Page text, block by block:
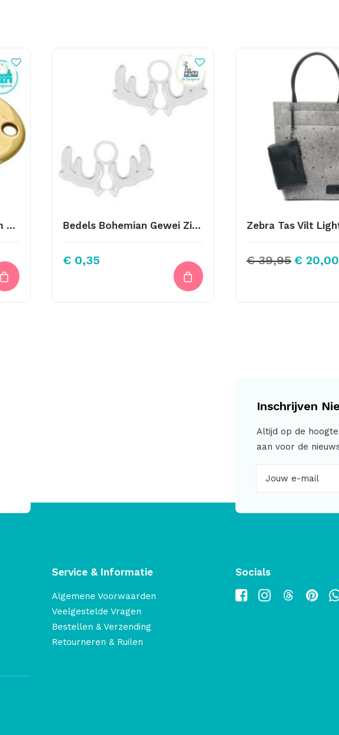
Metalen Label Keep Calm And Ster Goudkleurig 29x20mm Bedels Bohemian Gewei Zilver 17X10mm
€ 0,35
Zebra Tas Vilt
€39,95 € 20,00
Inschrijven
Altijd op de
aan voor de
Service & Informatie
Algemene Voorwaarden
Veelgestelde Vragen
Bestellen & Verzending
Retourneren & Ruilen
Socials